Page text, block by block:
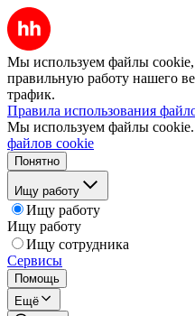
Мы используем файлы cookie,
правильную работу нашего
трафик.
Правила использования
Мы используем файлы cookie.
файлов cookie
Понятно
Ищу работу
Ищу работу
Ищу работу
Ищу сотрудника
Сервисы
Помощь
Ещё